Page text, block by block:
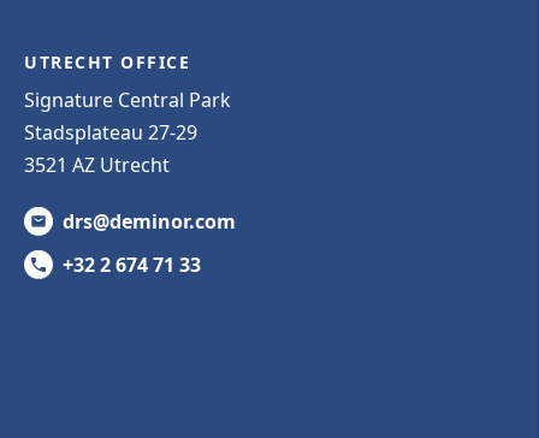
UTRECHT OFFICE
Signature Central Park
Stadsplateau 27-29
3521 AZ Utrecht
drs@deminor.com
+32 2 674 71 33